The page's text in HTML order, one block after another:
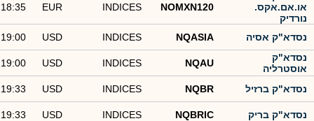
או.אם.אקס.
נורדיק
NOMXN120
INDICES
EUR
18:35
נסדא"ק אסיה NQASIA
INDICES
USD
19:00
נסדא"ק
אוסטרליה
NQAU
INDICES
USD
19:00
נסדא"ק ברזיל NQBR
INDICES
USD
19:33
נסדא"ק בריק NQBRIC
INDICES
USD
19:33